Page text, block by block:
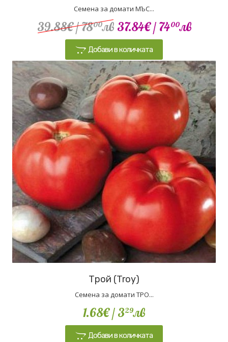
Семена за домати МЪС...
39.88€/ 7800лв 37.84€/ 7400лв
Добави в количката
Трой (Troy)
Семена за домати ТРО...
1.68€/ 329лв
Добави в количката